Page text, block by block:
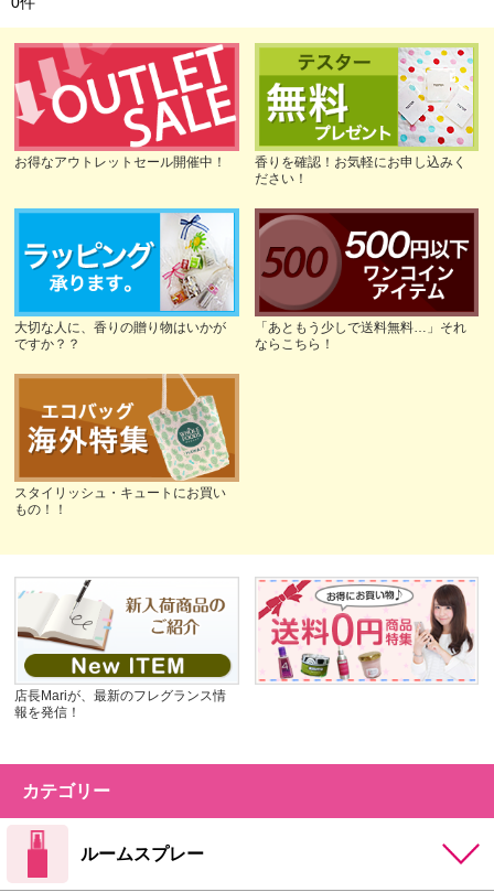
お得なアウトレットセール開催中！
香りを確認！お気軽にお申し込みく
ださい！
大切な人に、香りの贈り物はいかが
ですか？？
「あともう少しで送料無料…」それ
ならこちら！
スタイリッシュ・キュートにお買い
もの！！
店長Mariが、最新のフレグランス情
報を発信！
カテゴリー
ルームスプレー